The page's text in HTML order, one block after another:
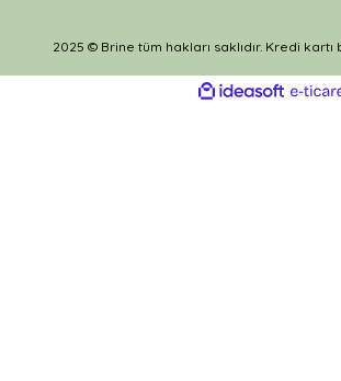
2025 © Brine tüm hakları saklıdır. Kredi
ideasoft